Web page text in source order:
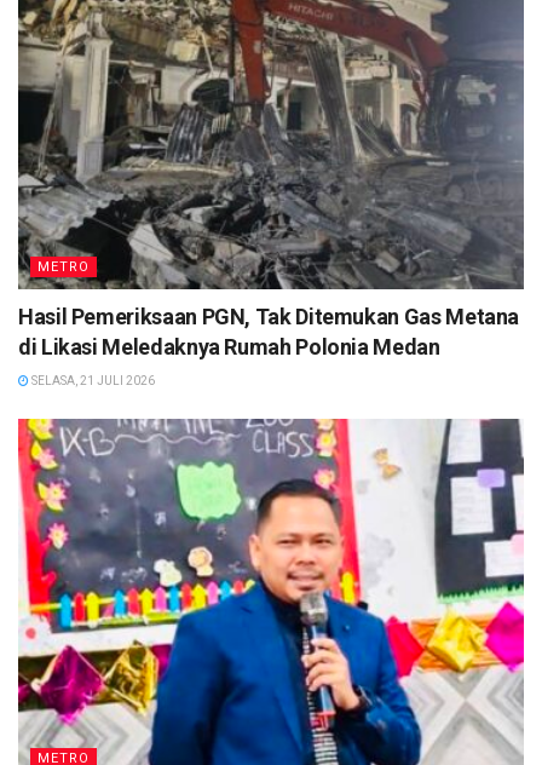
METRO
Hasil Pemeriksaan PGN, Tak Ditemukan Gas Metana
di Likasi Meledaknya Rumah Polonia Medan
SELASA, 21 JULI 2026
METRO